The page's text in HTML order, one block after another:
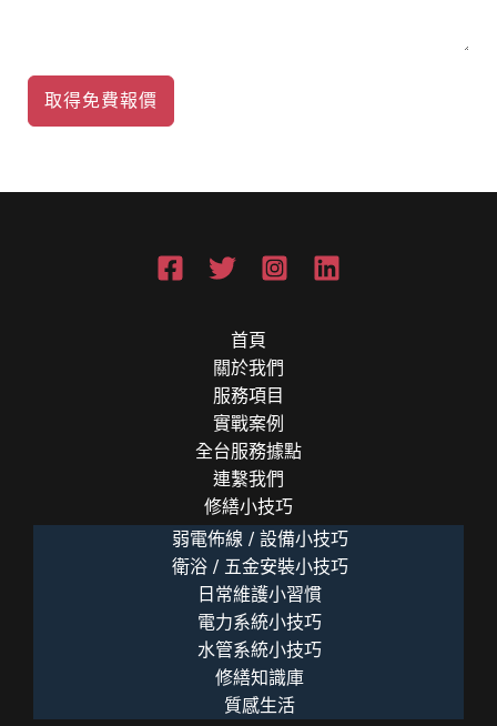
取得免費報價
首頁
關於我們
服務項目
實戰案例
全台服務據點
連繫我們
修繕小技巧
弱電佈線 / 設備小技巧
衛浴 / 五金安裝小技巧
日常維護小習慣
電力系統小技巧
水管系統小技巧
修繕知識庫
質感生活